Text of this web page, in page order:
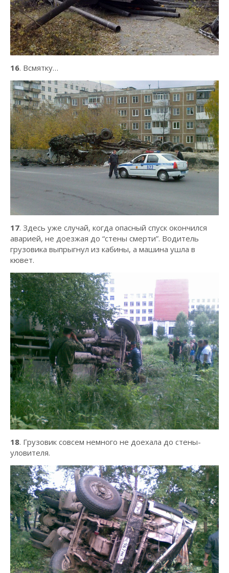
16. Всмятку…
17. Здесь уже случай, когда опасный спуск окончился
аварией, не доезжая до “стены смерти”. Водитель
грузовика выпрыгнул из кабины, а машина ушла в
кювет.
18. Грузовик совсем немного не доехала до стены-
уловителя.